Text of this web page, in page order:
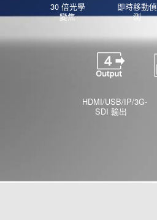
30 倍光學
變焦
即時移動偵
測
HDMI/USB/IP/3G-
SDI 輸出